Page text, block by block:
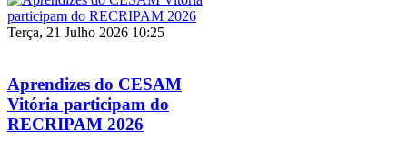
Terça, 21 Julho 2026 10:25
Aprendizes do CESAM
Vitória participam do
RECRIPAM 2026